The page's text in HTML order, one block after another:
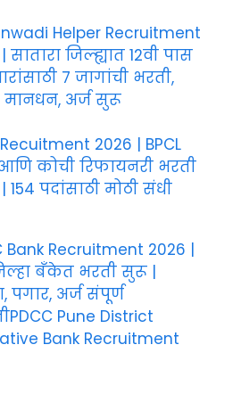
Helper Recruitment
सातारा जिल्ह्यात 12वी पास
7 जागांची भरती,
मानधन, अर्ज सुरू
Recuitment 2026 | BPCL
कोची रिफायनरी भरती
154 पदांसाठी मोठी संधी
Bank Recruitment 2026 |
बँकेत भरती सुरू |
पगार, अर्ज संपूर्ण
Pune District
Bank Recruitment